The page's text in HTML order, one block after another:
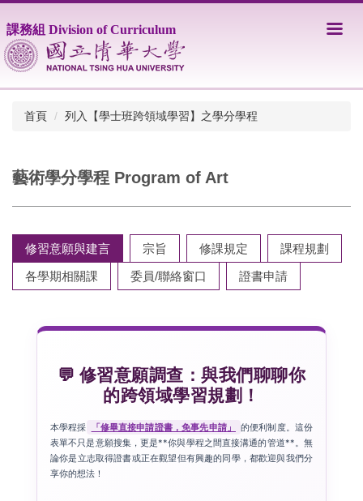
到
主
要
課務組 Division of Curriculum
首頁 列入【學士班跨領域學習】之學分學程
藝術學分學程 Program of Art
修習意願與建言 宗旨 修課規定
課程規劃
各學期相關課
委員/聯絡窗口 證書申請
💬 修習意願調查：與我們聊聊你
的跨領域學習規劃！
本學程採 「修畢直接申請證書，免事先申請」
的便利制度。這份
表單不只是意願搜集，更是**你與學程之間直接溝通的管道**。無
論你是立志取得證書或正在觀望但有興趣的同學，都歡迎與我們分
享你的想法！